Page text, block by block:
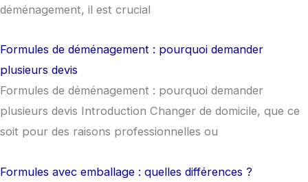
déménagement, il est crucial
Formules de déménagement : pourquoi demander
plusieurs devis
Formules de déménagement : pourquoi demander
plusieurs devis Introduction Changer de domicile, que ce
soit pour des raisons professionnelles ou
Formules avec emballage : quelles différences ?